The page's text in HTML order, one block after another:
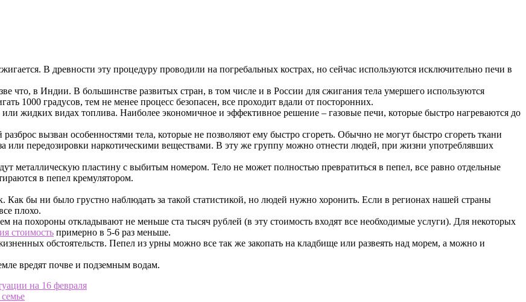
В древности эту процедуру проводили на погребальных кострах, но сейчас используются исключительно печи в
что, в Индии. В большинстве развитых стран, в том числе и в России для сжигания тела умершего используются
1000 градусов, тем не менее процесс безопасен, все проходит вдали от посторонних.
или жидких видах топлива. Наиболее экономичное и эффективное решение – газовые печи, которые быстро нагреваются до
вызван особенностями тела, которые не позволяют ему быстро сгореть. Обычно не могут быстро сгореть ткани
или передозировки наркотическими веществами. В эту же группу можно отнести людей, при жизни употреблявших
металлическую пластину с выбитым номером. Тело не может полностью превратиться в пепел, все равно отдельные
в пепел кремулятором.
бы ни было грустно наблюдать за такой статистикой, но людей нужно хоронить. Если в регионах нашей страны
плохо.
на похороны откладывают не меньше ста тысяч рублей (в эту стоимость входят все необходимые услуги). Для некоторых
стоимость примерно в 5-6 раз меньше.
обстоятельств. Пепел из урны можно все так же закопать на кладбище или развеять над морем, а можно и
вредят почве и подземным водам.
на 16 февраля